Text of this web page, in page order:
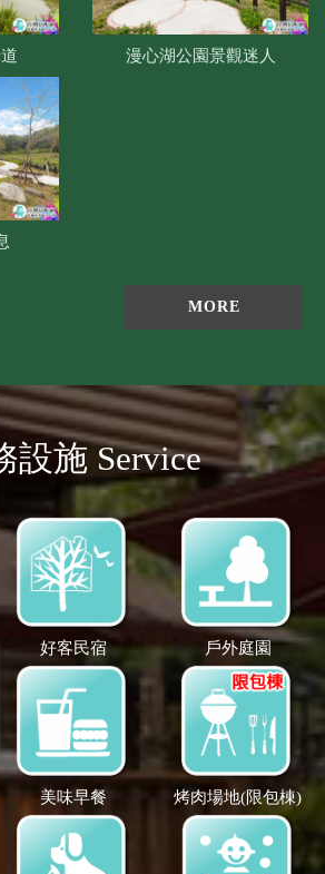
漫心湖公園景觀迷人
MORE
設施 Service
好客民宿 戶外庭園
美味早餐 烤肉場地(限包棟)